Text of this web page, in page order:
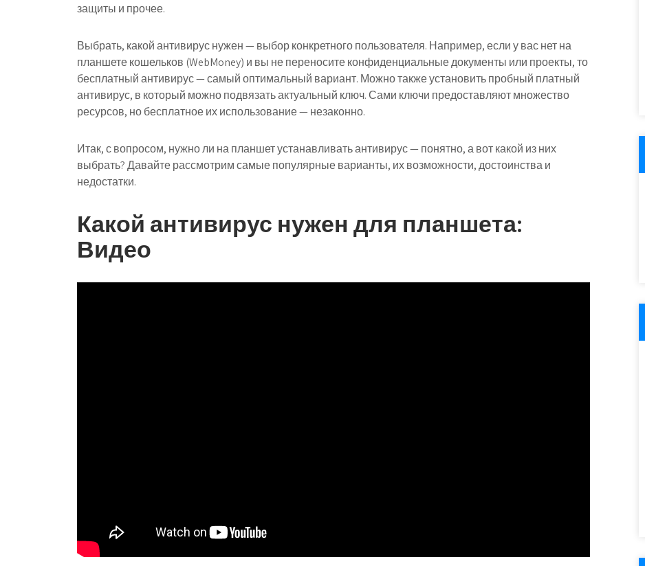
защиты и прочее.
Выбрать, какой антивирус нужен — выбор конкретного пользователя. Например, если у вас нет на
планшете кошельков (WebMoney) и вы не переносите конфиденциальные документы или проекты, то
бесплатный антивирус — самый оптимальный вариант. Можно также установить пробный платный
антивирус, в который можно подвязать актуальный ключ. Сами ключи предоставляют множество
ресурсов, но бесплатное их использование — незаконно.
Итак, с вопросом, нужно ли на планшет устанавливать антивирус — понятно, а вот какой из них
выбрать? Давайте рассмотрим самые популярные варианты, их возможности, достоинства и
недостатки.
Какой антивирус нужен для планшета:
Видео